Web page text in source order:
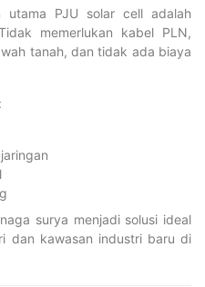
utama PJU solar cell adalah
memerlukan kabel PLN,
tanah, dan tidak ada biaya
surya menjadi solusi ideal
dan kawasan industri baru di